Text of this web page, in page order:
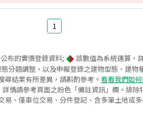
1
布的實價登錄資料; 該數值為系統運算，
分類調整，以及申報登錄之建物型態、建
結果有所差異，請斟酌參考。 看看我們如
情請參考頁面之粉色「備註資訊」欄。排
、僅車位交易、分件登記、含多筆土地或